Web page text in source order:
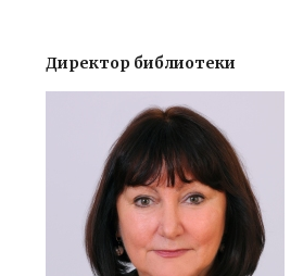
Директор библиотеки